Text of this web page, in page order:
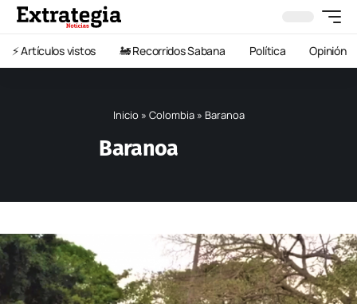
⚡️ Artículos vistos 🚂 Recorridos Sabana Política Opinión
Inicio» Colombia» Baranoa
Baranoa